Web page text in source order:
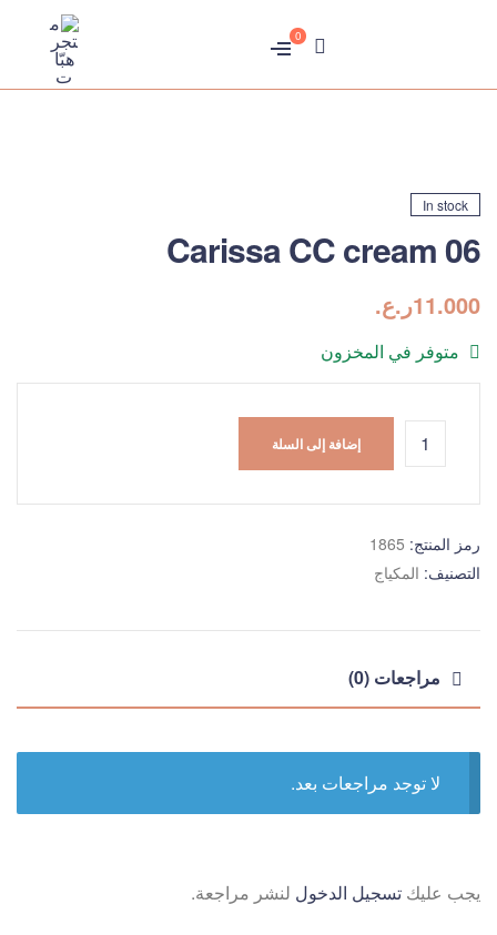
0
In stock
Carissa CC cream 06
11.000ر.ع.
متوفر في المخزون
إضافة إلى السلة
رمز المنتج: 1865
التصنيف: المكياج
مراجعات (0)
لا توجد مراجعات بعد.
يجب عليك تسجيل الدخول لنشر مراجعة.